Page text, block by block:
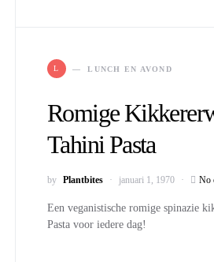
L LUNCH EN AVOND
Romige
Tahini Pasta
by Plantbites januari 1, 1970 No
Een veganistische romige spinazie
Pasta voor iedere dag!